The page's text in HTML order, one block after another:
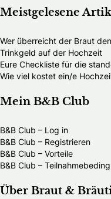
Meistgelesene
Wer überreicht der Braut
Trinkgeld auf der Hochzeit
Eure Checkliste für die
Wie viel kostet ein/e
Mein B&B Club
B&B Club – Log in
B&B Club – Registrieren
B&B Club – Vorteile
B&B Club –
Über Braut &